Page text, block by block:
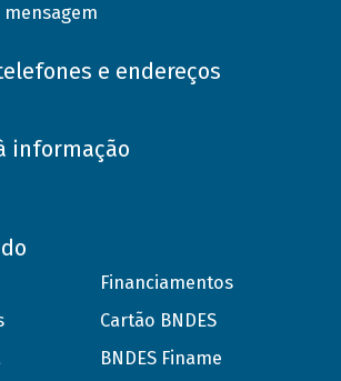
mensagem
e endereços
informação
Financiamentos
Cartão BNDES
BNDES Finame